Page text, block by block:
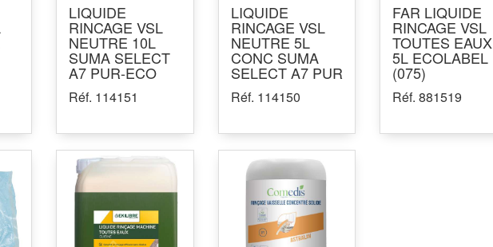
LIQUIDE
RINCAGE VSL
NEUTRE 10L
SUMA SELECT
A7 PUR-ECO
Réf. 114151
LIQUIDE
RINCAGE VSL
NEUTRE 5L
CONC SUMA
SELECT A7 PUR
Réf. 114150
FAR LIQUIDE
RINCAGE VSL
TOUTES EAUX
5L ECOLABEL
(075)
Réf. 881519